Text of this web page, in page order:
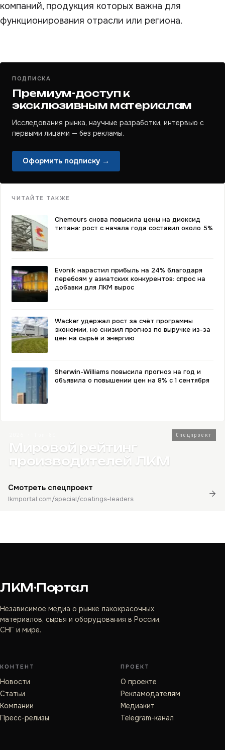
компаний, продукция которых важна для
функционирования отрасли или региона.
ПОДПИСКА
Премиум-доступ к
эксклюзивным материалам
Исследования рынка, научные разработки, интервью с
первыми лицами — без рекламы.
Оформить подписку →
ЧИТАЙТЕ ТАКЖЕ
Chemours снова повысила цены на диоксид
титана: рост с начала года составил около 5%
Evonik нарастил прибыль на 24% благодаря
перебоям у азиатских конкурентов: спрос на
добавки для ЛКМ вырос
Wacker удержал рост за счёт программы
экономии, но снизил прогноз по выручке из-за
цен на сырьё и энергию
Sherwin-Williams повысила прогноз на год и
объявила о повышении цен на 8% с 1 сентября
Спецпроект
Мировой рейтинг
производителей ЛКМ
Смотреть спецпроект
lkmportal.com/special/coatings-leaders
ЛКМ·Портал
Независимое медиа о рынке лакокрасочных
материалов, сырья и оборудования в России,
СНГ и мире.
КОНТЕНТ
Новости
Статьи
Компании
Пресс-релизы
ПРОЕКТ
О проекте
Рекламодателям
Медиакит
Telegram-канал